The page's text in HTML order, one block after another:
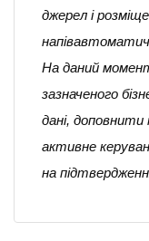
джерел і
На даний
зазначеного
дані,
активне
на